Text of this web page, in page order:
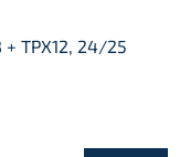
+ TPX12, 24/25